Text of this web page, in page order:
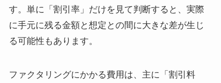
す。単に「割引率」だけを見て判断すると、実際
に手元に残る金額と想定との間に大きな差が生じ
る可能性もあります。
ファクタリングにかかる費用は、主に「割引料